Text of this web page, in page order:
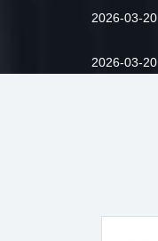
2026-03-20
2026-03-20